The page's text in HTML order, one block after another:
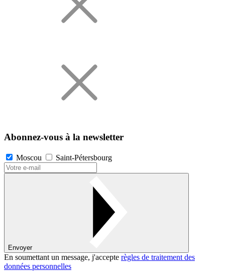
Abonnez-vous à la newsletter
Moscou Saint-Pétersbourg
Envoyer
En soumettant un message, j'accepte règles de traitement des
données personnelles